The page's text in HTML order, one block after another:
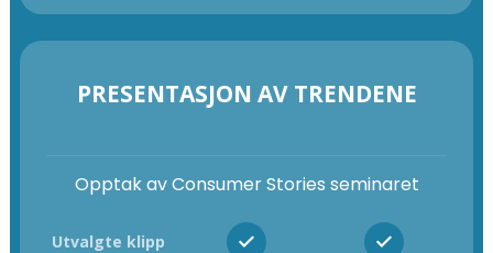
PRESENTASJON AV TRENDENE
Opptak av Consumer Stories seminaret
Utvalgte klipp